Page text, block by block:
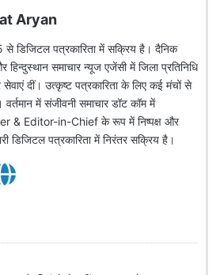
Aryan
से डिजिटल पत्रकारिता में सक्रिय है। दैनिक
हिन्दुस्थान समाचार न्यूज एजेंसी में जिला प्रतिनिधि
सेवाएं दीं। उत्कृष्ट पत्रकारिता के लिए कई मंचों से
वर्तमान में संजीवनी समाचार डॉट कॉम में
& Editor-in-Chief के रूप में निष्पक्ष और
डिजिटल पत्रकारिता में निरंतर सक्रिय है।